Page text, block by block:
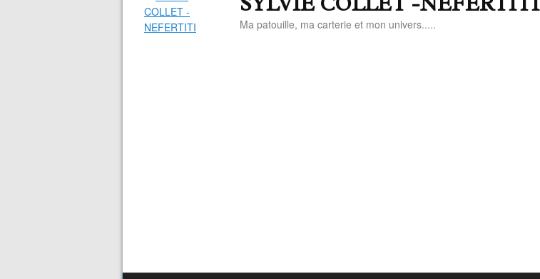
Ma patouille, ma carterie et mon univers.....